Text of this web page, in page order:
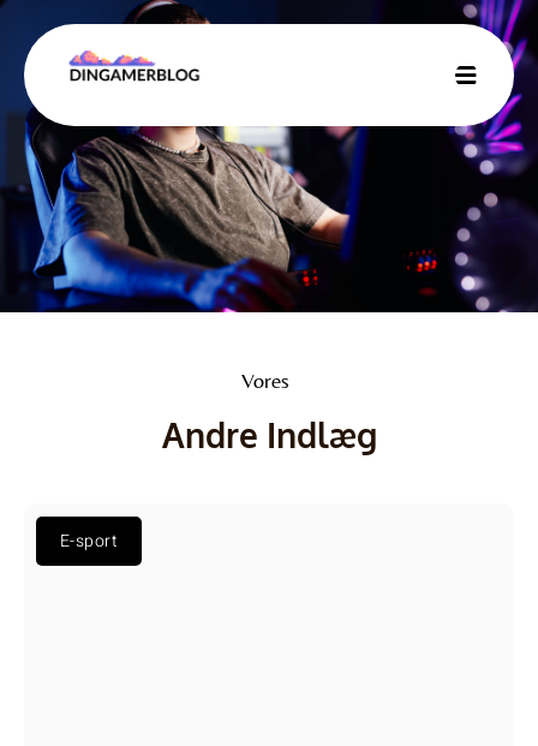
Vores
Andre Indlæg
E-sport